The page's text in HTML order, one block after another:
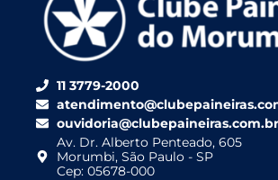
11 3779-2000
ouvidoria@clubepaineiras.com.br
Av. Dr. Alberto Penteado, 605
Morumbi, São Paulo - SP
Cep: 05678-000